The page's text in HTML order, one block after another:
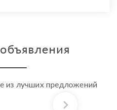
из лучших предложений